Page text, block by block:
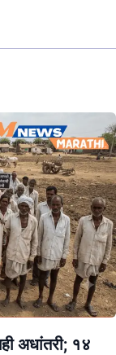
अधांतरी; १४